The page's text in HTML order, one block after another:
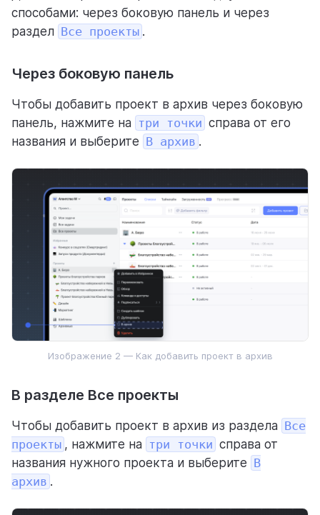
способами: через боковую панель и через
раздел Все проекты .
Через боковую панель
Чтобы добавить проект в архив через боковую
панель, нажмите на три точки справа от его
названия и выберите В архив .
Изображение 2 — Как добавить проект в архив
В разделе Все проекты
Чтобы добавить проект в архив из раздела Все
проекты , нажмите на три точки справа от
названия нужного проекта и выберите В
архив .